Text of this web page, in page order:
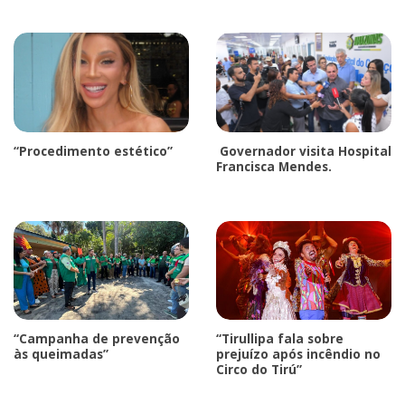
“Procedimento estético”
Governador visita Hospital
Francisca Mendes.
“Campanha de prevenção
às queimadas”
“Tirullipa fala sobre
prejuízo após incêndio no
Circo do Tirú”